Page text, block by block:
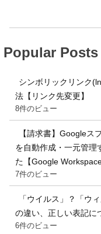
Popular Posts
シンボリックリンク
法【リンク先変更】
8件のビュー
【請求書】Googleス
を自動作成・一元管理
た【Google Workspace
7件のビュー
「ウイルス」？「ウ
の違い、正しい表記に
6件のビュー